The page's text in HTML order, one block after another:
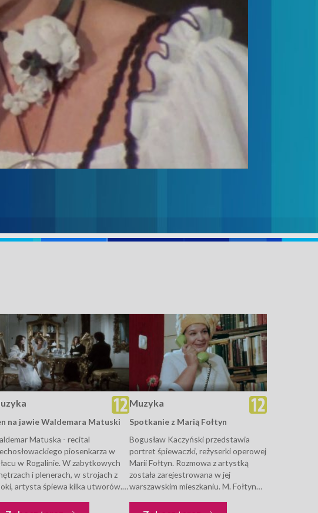
na jawie Waldemara Matuski
Matuska - recital
piosenkarza w
w Rogalinie. W zabytkowych
i plenerach, w strojach z
artysta śpiewa kilka utworów.
Frąckowiak, Alicja Majewska i
Muzyka
Spotkanie z Marią Fołtyn
Bogusław Kaczyński przedstawia
portret śpiewaczki, reżyserki operowej
Marii Fołtyn. Rozmowa z artystką
została zarejestrowana w jej
warszawskim mieszkaniu. M. Fołtyn
artystycznej. Rozmowa ilustrowana